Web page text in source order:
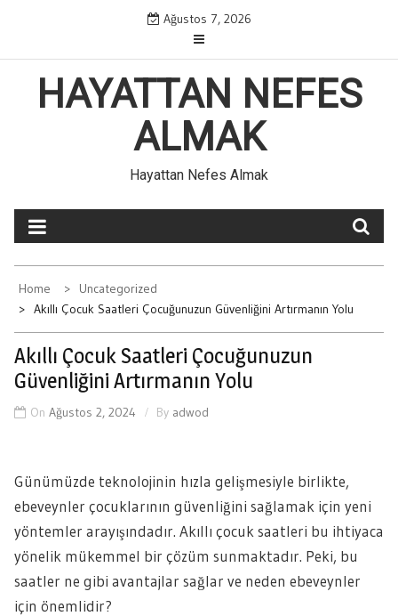
content
Ağustos 7, 2026
HAYATTAN NEFES
ALMAK
Hayattan Nefes Almak
Home
Uncategorized
Akıllı Çocuk Saatleri Çocuğunuzun Güvenliğini Artırmanın Yolu
Akıllı Çocuk Saatleri Çocuğunuzun
Güvenliğini Artırmanın Yolu
On Ağustos 2, 2024 By adwod
Günümüzde teknolojinin hızla gelişmesiyle birlikte,
ebeveynler çocuklarının güvenliğini sağlamak için yeni
yöntemler arayışındadır. Akıllı çocuk saatleri bu ihtiyaca
yönelik mükemmel bir çözüm sunmaktadır. Peki, bu
saatler ne gibi avantajlar sağlar ve neden ebeveynler
için önemlidir?